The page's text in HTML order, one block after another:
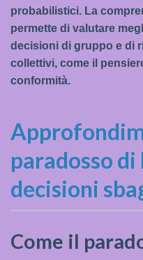
probabilistici. La
permette di valutare
decisioni di gruppo e di
collettivi, come il
conformità.
paradosso
decisioni
Come il